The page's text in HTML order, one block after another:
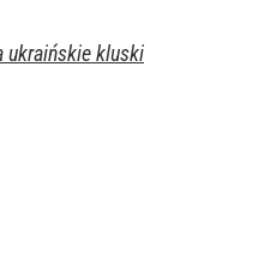
ukraińskie kluski